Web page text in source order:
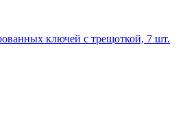
ключей с трещоткой, 7 шт.